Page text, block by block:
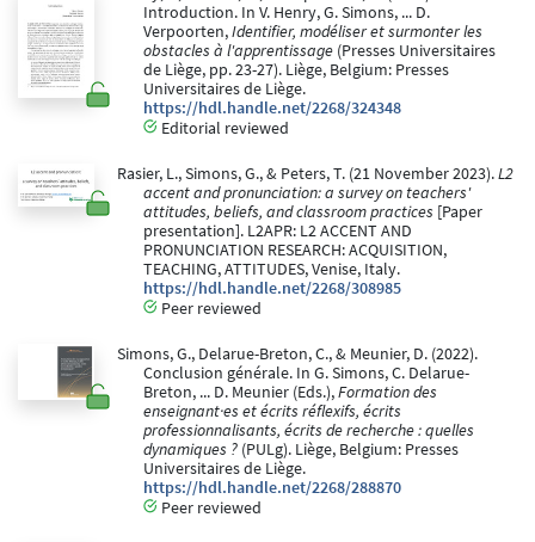
Introduction. In V. Henry, G. Simons, ... D.
Verpoorten,Identifier, modéliser et surmonter les
obstacles à l'apprentissage (Presses Universitaires
de Liège, pp. 23-27). Liège, Belgium: Presses
Universitaires de Liège.
https://hdl.handle.net/2268/324348
Editorial reviewed
Rasier, L., Simons, G., & Peters, T. (21 November 2023).L2
accent and pronunciation: a survey on teachers'
attitudes, beliefs, and classroom practices [Paper
presentation]. L2APR: L2 ACCENT AND
PRONUNCIATION RESEARCH: ACQUISITION,
TEACHING, ATTITUDES, Venise, Italy.
https://hdl.handle.net/2268/308985
Peer reviewed
Simons, G., Delarue-Breton, C., & Meunier, D. (2022).
Conclusion générale. In G. Simons, C. Delarue-
Breton, ... D. Meunier (Eds.),Formation des
enseignant·es et écrits réflexifs, écrits
professionnalisants, écrits de recherche : quelles
dynamiques ? (PULg). Liège, Belgium: Presses
Universitaires de Liège.
https://hdl.handle.net/2268/288870
Peer reviewed